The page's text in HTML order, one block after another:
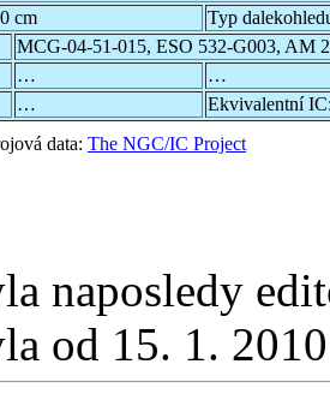
cm
Typ
MCG-04-51-015, ESO 532-G003, AM
…
…
…
Ekvivalentní
data: The NGC/IC Project
naposledy
od 15. 1.